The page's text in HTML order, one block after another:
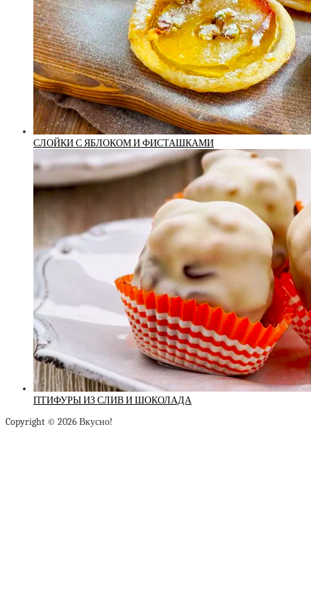
СЛОЙКИ С ЯБЛОКОМ И ФИСТАШКАМИ
ПТИФУРЫ ИЗ СЛИВ И ШОКОЛАДА
Copyright © 2026 Вкусно!